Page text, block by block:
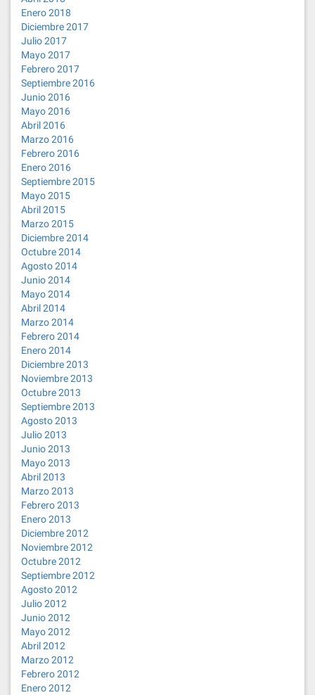
Enero 2018
Diciembre 2017
Julio 2017
Mayo 2017
Febrero 2017
Septiembre 2016
Junio 2016
Mayo 2016
Abril 2016
Marzo 2016
Febrero 2016
Enero 2016
Septiembre 2015
Mayo 2015
Abril 2015
Marzo 2015
Diciembre 2014
Octubre 2014
Agosto 2014
Junio 2014
Mayo 2014
Abril 2014
Marzo 2014
Febrero 2014
Enero 2014
Diciembre 2013
Noviembre 2013
Octubre 2013
Septiembre 2013
Agosto 2013
Julio 2013
Junio 2013
Mayo 2013
Abril 2013
Marzo 2013
Febrero 2013
Enero 2013
Diciembre 2012
Noviembre 2012
Octubre 2012
Septiembre 2012
Agosto 2012
Julio 2012
Junio 2012
Mayo 2012
Abril 2012
Marzo 2012
Febrero 2012
Enero 2012